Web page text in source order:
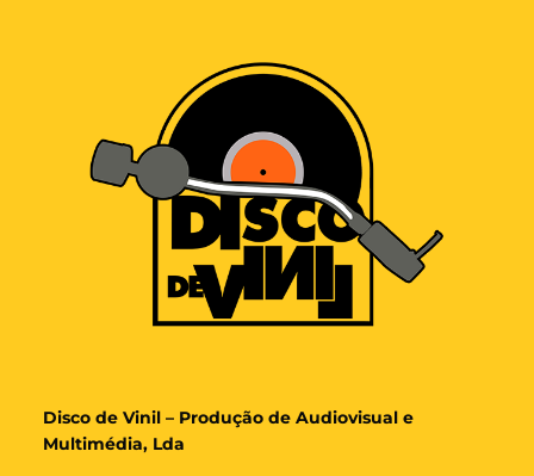
Disco de Vinil – Produção de Audiovisual e
Multimédia, Lda